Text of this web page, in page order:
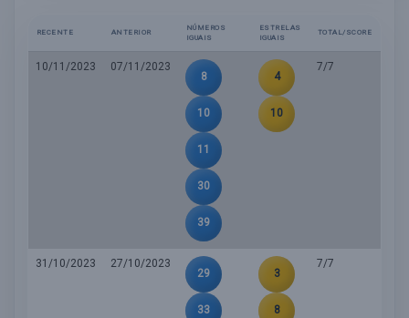
RECENTE ANTERIOR
NÚMEROS
IGUAIS
ESTRELAS
IGUAIS
TOTAL/SCORE
10/11/2023
07/11/2023
8
10
11
30
39
4
10
7/7
31/10/2023
27/10/2023
29
33
3
8
7/7